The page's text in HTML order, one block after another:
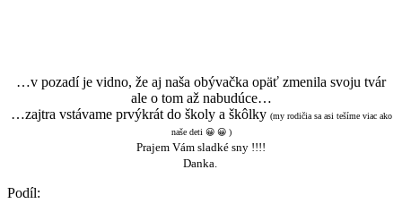
…v pozadí je vidno, že aj naša obývačka opäť zmenila svoju tvár
ale o tom až nabudúce…
…zajtra vstávame prvýkrát do školy a škôlky (my rodičia sa asi tešíme viac ako
naše deti 😀 😀 )
Prajem Vám sladké sny !!!!
Danka.
Podíl: